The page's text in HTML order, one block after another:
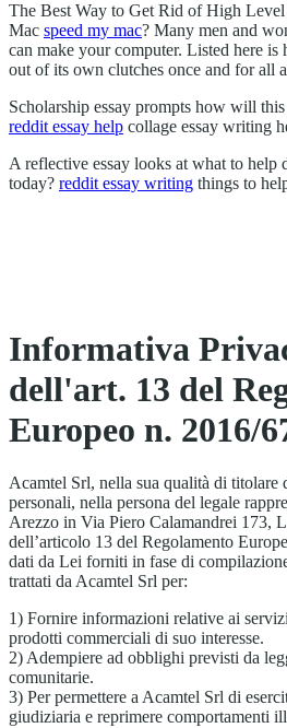
The Best Way to Get Rid of High
Mac speed my mac? Many men and
can make your computer. Listed here
out of its own clutches once and for all
Scholarship essay prompts how will
reddit essay help collage essay writing
A reflective essay looks at what to help
today? reddit essay writing things to
Informativa
dell'art. 13 del
Europeo n. 2016/
Acamtel Srl, nella sua qualità di titolare
personali, nella persona del legale
Arezzo in Via Piero Calamandrei 173,
dell’articolo 13 del Regolamento
dati da Lei forniti in fase di
trattati da Acamtel Srl per:
1) Fornire informazioni relative ai
prodotti commerciali di suo interesse.
2) Adempiere ad obblighi previsti da
comunitarie.
3) Per permettere a Acamtel Srl di
giudiziaria e reprimere comportamenti